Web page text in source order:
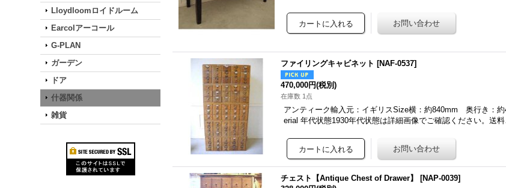
Lloydloomロイドルーム
Earcolアーコール
G-PLAN
ガーデン
ドア
什器関係
雑貨
ファイリングキャビネット [NAF-0537]
470,000円(税別)
在庫数 1点
アンティーク輸入元：イギリスSize横：約840mm 奥行き：
erial 年代状態1930年代状態は詳細画像でご確認ください。送
チェスト【Antique Chest of Drawer】 [NAP-0039]